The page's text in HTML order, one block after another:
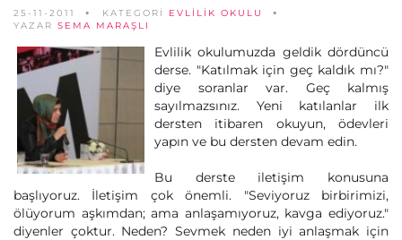
25-11-2011 KATEGORİ EVLILIK OKULU
YAZAR SEMA MARAŞLI
Evlilik okulumuzda geldik dördüncü
derse. "Katılmak için geç kaldık mı?"
diye soranlar var. Geç kalmış
sayılmazsınız. Yeni katılanlar ilk
dersten itibaren okuyun, ödevleri
yapın ve bu dersten devam edin.
Bu derste iletişim konusuna
başlıyoruz. İletişim çok önemli. "Seviyoruz birbirimizi,
ölüyorum aşkımdan; ama anlaşamıyoruz, kavga ediyoruz."
diyenler çoktur. Neden? Sevmek neden iyi anlaşmak için